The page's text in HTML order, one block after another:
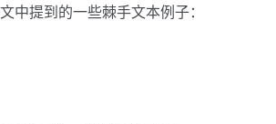
提到的一些棘手文本例子：